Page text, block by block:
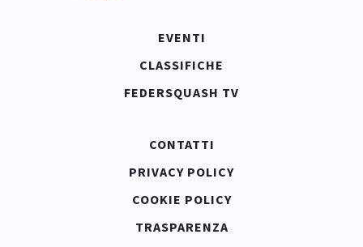
EVENTI
CLASSIFICHE
FEDERSQUASH TV
CONTATTI
PRIVACY POLICY
COOKIE POLICY
TRASPARENZA